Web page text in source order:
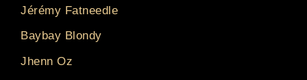
Jérémy Fatneedle
Baybay Blondy
Jhenn Oz